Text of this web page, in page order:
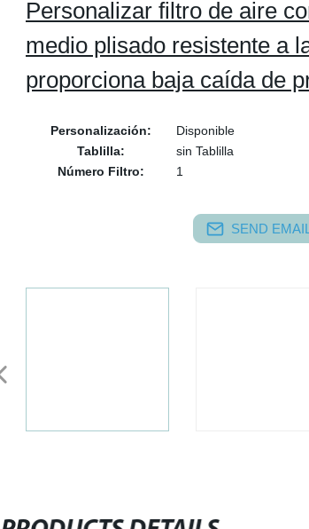
Personalizar filtro de aire
medio plisado resistente a
proporciona baja caída de
Personalización:
Disponible
Tablilla:
sin Tablilla
Número Filtro:
1
SEND